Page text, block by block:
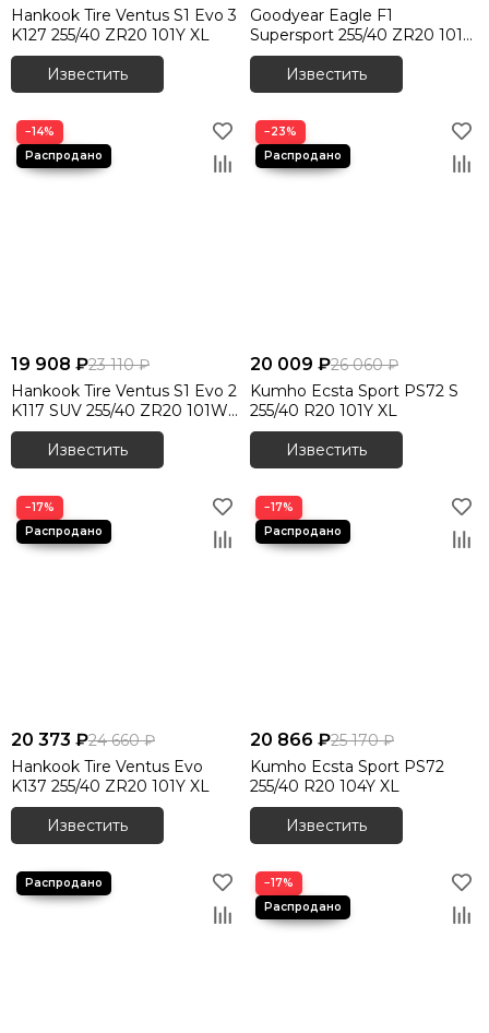
Hankook Tire Ventus S1 Evo 3
K127 255/40 ZR20 101Y XL
Известить
Goodyear Eagle F1
Supersport 255/40 ZR20 101Y
XL
Известить
−14%
19 908 ₽23 110 ₽
Hankook Tire Ventus S1 Evo 2
K117 SUV 255/40 ZR20 101W
XL
Известить
−23%
20 009 ₽26 060 ₽
Kumho Ecsta Sport PS72 S
255/40 R20 101Y XL
Известить
−17%
20 373 ₽24 660 ₽
Hankook Tire Ventus Evo
K137 255/40 ZR20 101Y XL
Известить
−17%
20 866 ₽25 170 ₽
Kumho Ecsta Sport PS72
255/40 R20 104Y XL
Известить
−17%